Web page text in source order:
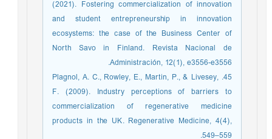
(2021). Fostering commercialization of innovation
and student entrepreneurship in innovation
ecosystems: the case of the Business Center of
North Savo in Finland. Revista Nacional de
Administración, 12(1), e3556-e3556.‏
45. Plagnol, A. C., Rowley, E., Martin, P., & Livesey,
F. (2009). Industry perceptions of barriers to
commercialization of regenerative medicine
products in the UK. Regenerative Medicine, 4(4),
549–559.